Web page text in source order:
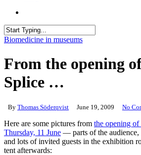
Close
Biomedicine in museums
From the opening
Splice …
By Thomas Söderqvist June 19, 2009 No
Here are some pictures from the opening
Thursday, 11 June — parts of the audience,
and lots of invited guests in the exhibition
tent afterwards: